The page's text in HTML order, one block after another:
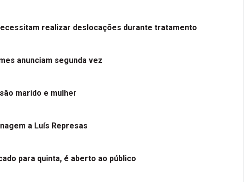
realizar deslocações durante tratamento
anunciam segunda vez
marido e mulher
a Luís Represas
para quinta, é aberto ao público